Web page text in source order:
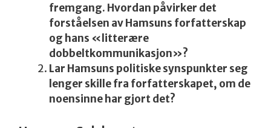
fremgang. Hvordan påvirker det
forståelsen av Hamsuns forfatterskap
og hans «litterære
dobbeltkommunikasjon»?
Lar Hamsuns politiske synspunkter seg
lenger skille fra forfatterskapet, om de
noensinne har gjort det?